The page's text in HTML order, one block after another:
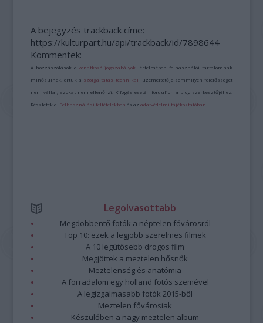
A bejegyzés trackback címe:
https://kulturpart.hu/api/trackback/id/7898644
Kommentek:
A hozzászólások avonatkozó jogszabályok értelmében felhasználói tartalomnak
minősülnek, értük a szolgáltatás technikai üzemeltetője semmilyen felelősséget
nem vállal, azokat nem ellenőrzi. Kifogás esetén forduljon a blog szerkesztőjéhez.
Részletek a Felhasználási feltételekben és azadatvédelmi tájékoztatóban
Legolvasottabb
Megdöbbentő fotók a néptelen fővárosról
Top 10: ezek a legjobb szerelmes filmek
A 10 legütősebb drogos film
Megjöttek a meztelen hősnők
Meztelenség és anatómia
A forradalom egy holland fotós szemével
A legizgalmasabb fotók 2015-ből
Meztelen fővárosiak
Készülőben a nagy meztelen album